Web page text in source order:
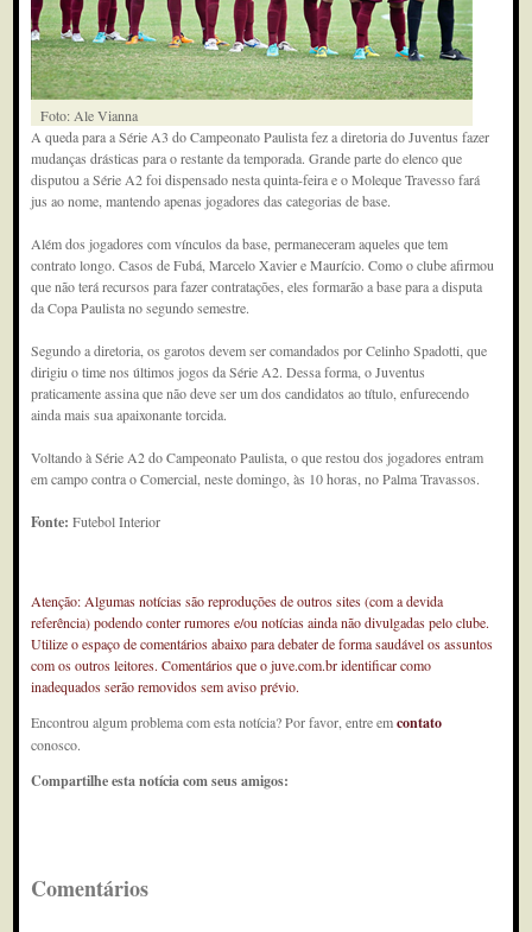
Foto: Ale Vianna
A queda para a Série A3 do Campeonato Paulista fez a diretoria do Juventus fazer
mudanças drásticas para o restante da temporada. Grande parte do elenco que
disputou a Série A2 foi dispensado nesta quinta-feira e o Moleque Travesso fará
jus ao nome, mantendo apenas jogadores das categorias de base.
Além dos jogadores com vínculos da base, permaneceram aqueles que tem
contrato longo. Casos de Fubá, Marcelo Xavier e Maurício. Como o clube afirmou
que não terá recursos para fazer contratações, eles formarão a base para a disputa
da Copa Paulista no segundo semestre.
Segundo a diretoria, os garotos devem ser comandados por Celinho Spadotti, que
dirigiu o time nos últimos jogos da Série A2. Dessa forma, o Juventus
praticamente assina que não deve ser um dos candidatos ao título, enfurecendo
ainda mais sua apaixonante torcida.
Voltando à Série A2 do Campeonato Paulista, o que restou dos jogadores entram
em campo contra o Comercial, neste domingo, às 10 horas, no Palma Travassos.
Fonte:Futebol Interior
Atenção: Algumas notícias são reproduções de outros sites (com a devida
referência) podendo conter rumores e/ou notícias ainda não divulgadas pelo clube.
Utilize o espaço de comentários abaixo para debater de forma saudável os assuntos
com os outros leitores. Comentários que o juve.com.br identificar como
inadequados serão removidos sem aviso prévio.
Encontrou algum problema com esta notícia? Por favor, entre emcontato
conosco.
Compartilhe esta notícia com seus amigos:
Comentários